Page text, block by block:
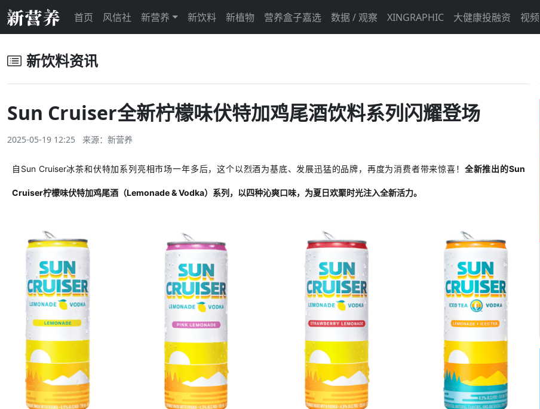
首页 风信社 新营养 新饮料 新植物 营养盒子嘉选 数据 / 观察 XINGRAPHIC 大健康投融资 视频
新饮料资讯
Sun Cruiser全新柠檬味伏特加鸡尾酒饮料系列闪耀登场
2025-05-19 12:25 来源： 新营养
自 Sun Cruiser冰茶和伏特加系列亮相市场一年多后，这个以烈酒为基底、发展迅猛的品牌，再度为消费者带来惊喜！ 全新推出的Sun
Cruiser柠檬味伏特加鸡尾酒 （Lemonade & Vodka） 系列，以四种沁爽口味，为夏日欢聚时光注入全新活力。